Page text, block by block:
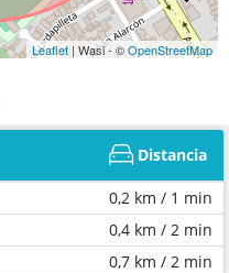
Leaflet | Wasi - ©OpenStreetMap
Distancia
0,2 km / 1 min
0,4 km / 2 min
0,7 km / 2 min